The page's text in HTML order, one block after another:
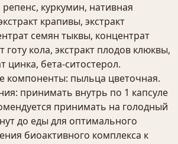
репенс, куркумин, нативная
крапивы, экстракт
семян тыквы, концентрат
готу кола, экстракт плодов клюквы,
цинка, бета-ситостерол.
компоненты: пыльца цветочная.
принимать внутрь по 1 капсуле
принимать на голодный
до еды для оптимального
биоактивного комплекса к